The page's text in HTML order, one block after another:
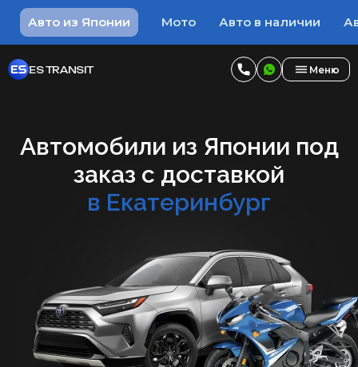
Авто из Японии Мото Авто в наличии
ES TRANSIT Меню
Автомобили из Японии под
заказ с доставкой
в Екатеринбург